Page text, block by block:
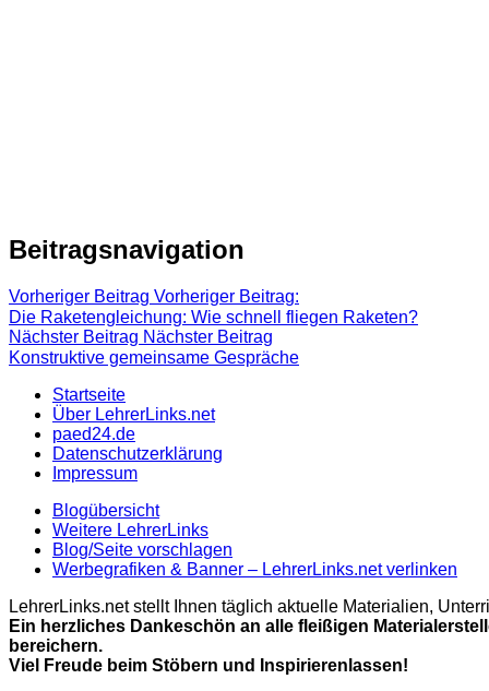
Beitragsnavigation
Vorheriger Beitrag Vorheriger Beitrag:
Die Raketengleichung: Wie schnell fliegen Raketen?
Nächster Beitrag Nächster Beitrag
Konstruktive gemeinsame Gespräche
Startseite
Über LehrerLinks.net
paed24.de
Datenschutzerklärung
Impressum
Blogübersicht
Weitere LehrerLinks
Blog/Seite vorschlagen
Werbegrafiken & Banner – LehrerLinks.net verlinken
LehrerLinks.net stellt Ihnen täglich aktuelle Materialien,
Ein herzliches Dankeschön an alle fleißigen
bereichern.
Viel Freude beim Stöbern und Inspirierenlassen!